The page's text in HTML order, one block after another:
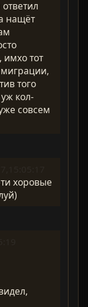
нащёт
тот
миграции,
того
кол-
совсем
хоровые